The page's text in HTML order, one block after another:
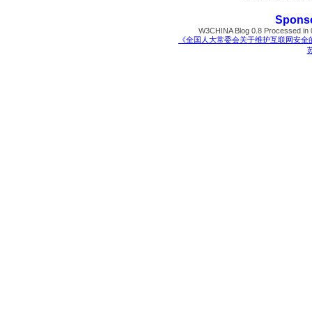
W3CHINA Blog 0.8 Processed
《全国人大常委会关于维护互联网安全